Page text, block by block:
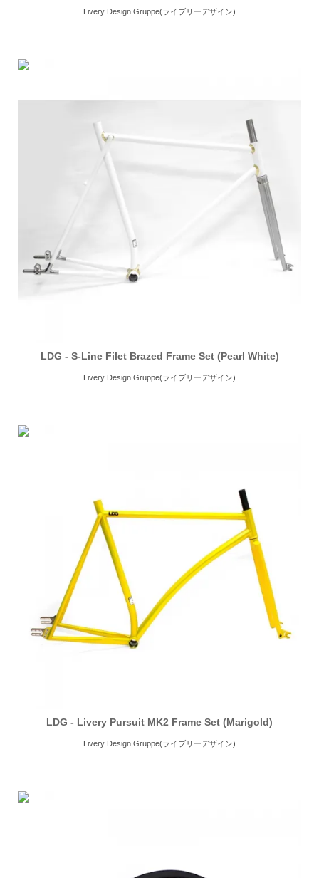
Livery Design Gruppe(ライブリーデザイン)
LDG - S-Line Filet Brazed Frame Set (Pearl White)
Livery Design Gruppe(ライブリーデザイン)
LDG - Livery Pursuit MK2 Frame Set (Marigold)
Livery Design Gruppe(ライブリーデザイン)